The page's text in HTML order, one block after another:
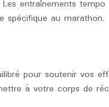
entraînements
spécifique au marathon.
pour soutenir vos
à votre corps de